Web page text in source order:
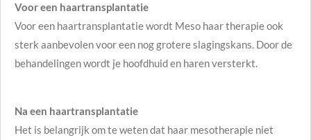
Voor een haartransplantatie
Voor een haartransplantatie wordt Meso haar therapie ook
sterk aanbevolen voor een nog grotere slagingskans. Door de
behandelingen wordt je hoofdhuid en haren versterkt.
Na een haartransplantatie
Het is belangrijk om te weten dat haar mesotherapie niet